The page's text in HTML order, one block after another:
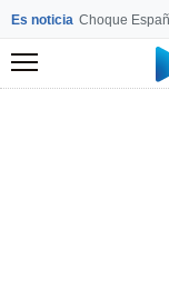
Es noticia Choque
Menú